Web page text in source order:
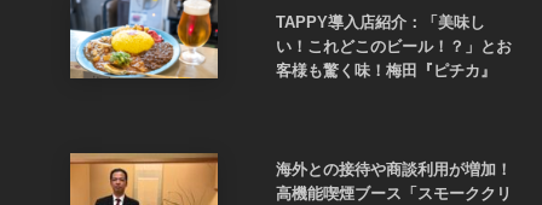
TAPPY導入店紹介：「美味し
い！これどこのビール！？」とお
客様も驚く味！梅田『ピチカ』
海外との接待や商談利用が増加！
高機能喫煙ブース「スモーククリ